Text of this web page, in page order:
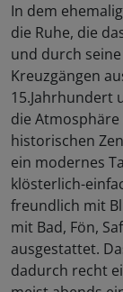
In dem
die Ruhe, die
und durch
Kreuzgängen
15.Jahrhundert
die Atmosphäre
historischen
ein modernes
klösterlich-
freundlich mit
mit Bad, Fön,
ausgestattet.
dadurch recht